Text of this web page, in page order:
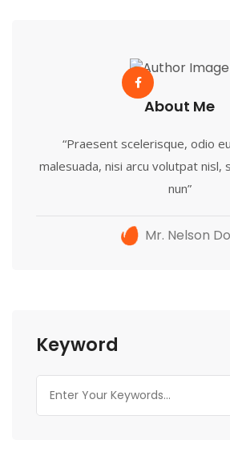
About Me
“Praesent scelerisque, odio
malesuada, nisi arcu volutpat nisl,
nun”
Mr. Nelson
Keyword